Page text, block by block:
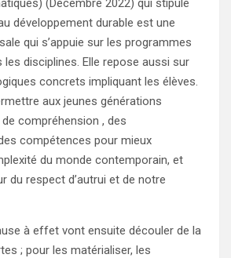
(Décembre 2022) qui stipule
développement durable est une
qui s’appuie sur les programmes
disciplines. Elle repose aussi sur
concrets impliquant les élèves.
aux jeunes générations
compréhension , des
compétences pour mieux
du monde contemporain, et
du respect d’autrui et de notre
à effet vont ensuite découler de la
; pour les matérialiser, les